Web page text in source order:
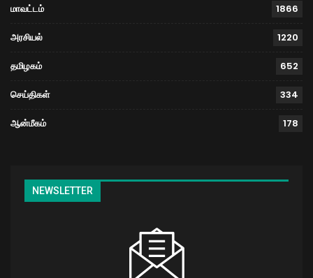
மாவட்டம் 1866
அரசியல் 1220
தமிழகம் 652
செய்திகள் 334
ஆன்மீகம் 178
NEWSLETTER